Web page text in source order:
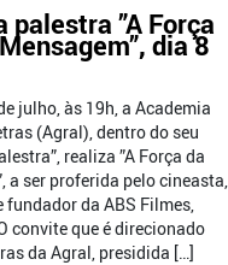
”A Força
dia 8
julho, às 19h, a Academia
(Agral), dentro do seu
realiza ”A Força da
a ser proferida pelo cineasta,
da ABS Filmes,
convite que é direcionado
da Agral, presidida […]